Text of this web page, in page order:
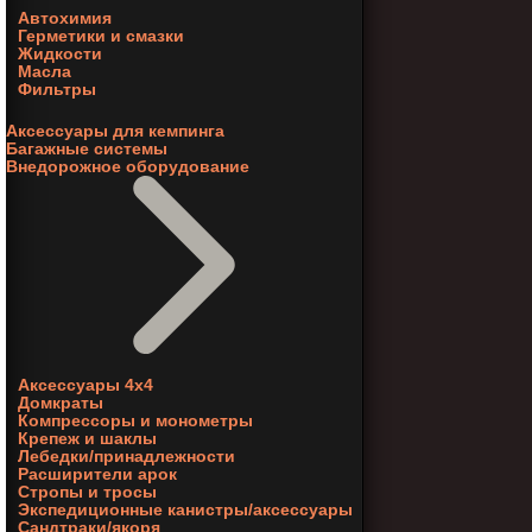
Автохимия
Герметики и смазки
Жидкости
Масла
Фильтры
Аксессуары для кемпинга
Багажные системы
Внедорожное оборудование
Аксессуары 4х4
Домкраты
Компрессоры и монометры
Крепеж и шаклы
Лебедки/принадлежности
Расширители арок
Стропы и тросы
Экспедиционные канистры/аксессуары
Сандтраки/якоря